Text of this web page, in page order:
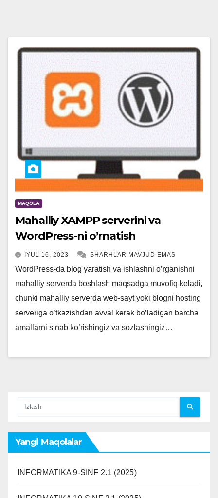
MAQOLA
Mahalliy XAMPP serverini va
WordPress-ni o’rnatish
IYUL 16, 2023 SHARHLAR MAVJUD EMAS
WordPress-da blog yaratish va ishlashni o’rganishni
mahalliy serverda boshlash maqsadga muvofiq keladi,
chunki mahalliy serverda web-sayt yoki blogni hosting
serveriga o’tkazishdan avval kerak bo’ladigan barcha
amallarni sinab ko’rishingiz va sozlashingiz…
Yangi Maqolalar
INFORMATIKA 9-SINF 2.1 (2025)